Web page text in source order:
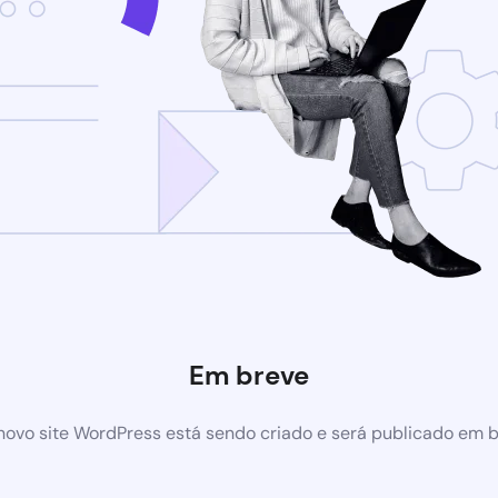
Em breve
site WordPress está sendo criado e será publicado em